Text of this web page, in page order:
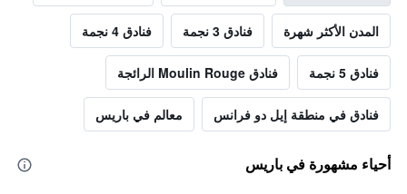
المدن الأكثر شهرة فنادق 3 نجمة فنادق 4 نجمة
فنادق 5 نجمة فنادق Moulin Rouge الرائجة
فنادق في منطقة إيل دو فرانس معالم في باريس
أحياء مشهورة في باريس